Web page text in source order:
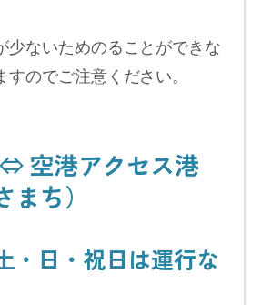
少ないためのることができな
のでご注意ください。
空港アクセス港
まち）
・日・祝日は運行な